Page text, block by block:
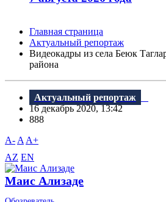
Главная страница
Актуальный репортаж
Видеокадры из села Беюк
района
Актуальный репортаж
16 декабрь 2020, 13:42
888
A- A A+
AZ EN
Маис Ализаде